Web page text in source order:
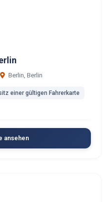
Berlin, Berlin
einer gültigen Fahrerkarte
ansehen